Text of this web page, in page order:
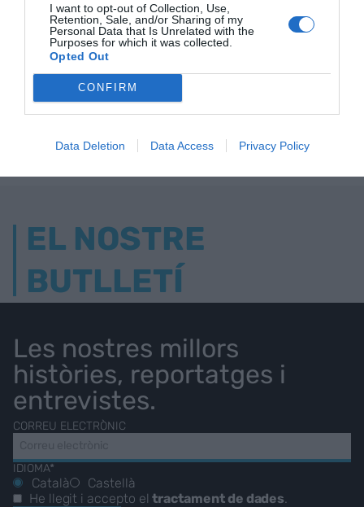
I want to opt-out of Collection, Use,
Retention, Sale, and/or Sharing of my
Personal Data that Is Unrelated with the
Purposes for which it was collected.
Opted Out
CONFIRM
Data Deletion Data Access Privacy Policy
ELS MÉS LLEGITS
AVUI DESTAQUEM
EL NOSTRE
BUTLLETÍ
Les nostres millors
històries, reportatges i
entrevistes.
CORREU ELECTRÒNIC
IDIOMA*
Català
Castellà
He llegit i accepto eltractament de dades